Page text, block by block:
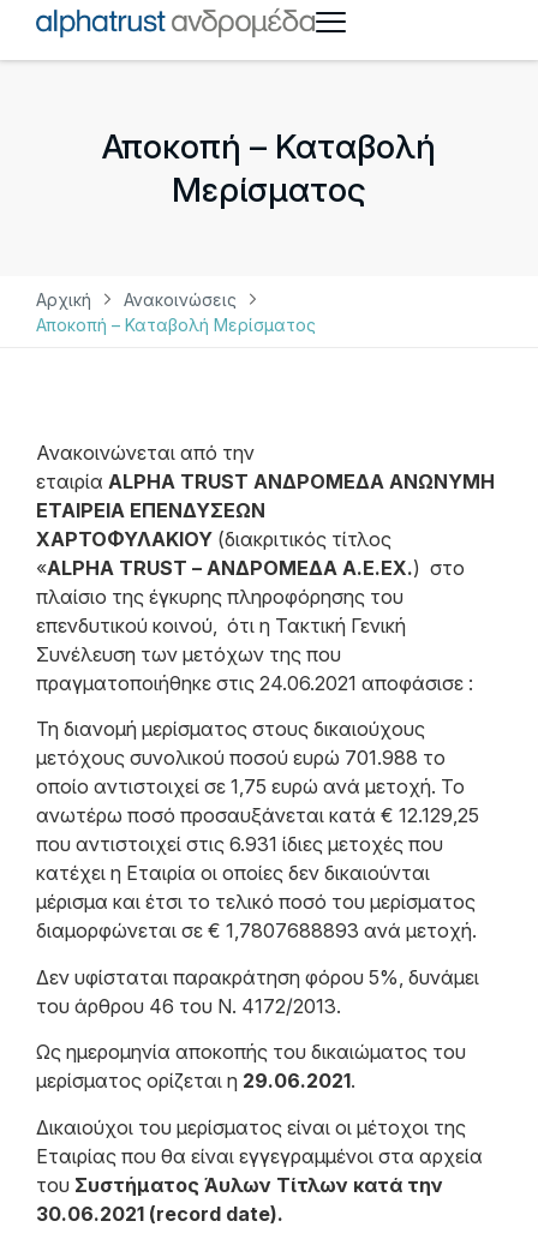
Αποκοπή – Καταβολή
Μερίσματος
Αρχική
Ανακοινώσεις
Αποκοπή – Καταβολή Μερίσματος
Ανακοινώνεται από την
εταιρία ALPHA TRUST ΑΝΔΡΟΜΕΔΑ ΑΝΩΝΥΜΗ
ΕΤΑΙΡΕΙΑ ΕΠΕΝΔΥΣΕΩΝ
ΧΑΡΤΟΦΥΛΑΚΙΟΥ (διακριτικός τίτλος
«ALPHA TRUST – ΑΝΔΡΟΜΕΔΑ Α.Ε.ΕΧ.) στο
πλαίσιο της έγκυρης πληροφόρησης του
επενδυτικού κοινού, ότι η Τακτική Γενική
Συνέλευση των μετόχων της που
πραγματοποιήθηκε στις 24.06.2021 αποφάσισε :
Τη διανομή μερίσματος στους δικαιούχους
μετόχους συνολικού ποσού ευρώ 701.988 το
οποίο αντιστοιχεί σε 1,75 ευρώ ανά μετοχή. Το
ανωτέρω ποσό προσαυξάνεται κατά € 12.129,25
που αντιστοιχεί στις 6.931 ίδιες μετοχές που
κατέχει η Εταιρία οι οποίες δεν δικαιούνται
μέρισμα και έτσι το τελικό ποσό του μερίσματος
διαμορφώνεται σε € 1,7807688893 ανά μετοχή.
Δεν υφίσταται παρακράτηση φόρου 5%, δυνάμει
του άρθρου 46 του Ν. 4172/2013.
Ως ημερομηνία αποκοπής του δικαιώματος του
μερίσματος ορίζεται η 29.06.2021.
Δικαιούχοι του μερίσματος είναι οι μέτοχοι της
Εταιρίας που θα είναι εγγεγραμμένοι στα αρχεία
του Συστήματος Άυλων Τίτλων κατά την
30.06.2021 (record date).